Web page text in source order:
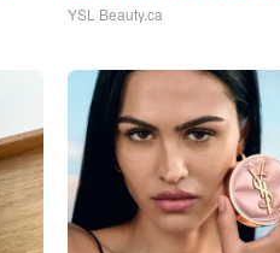
YSL Beauty.ca